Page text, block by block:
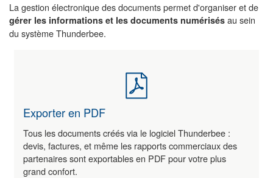
La gestion électronique des documents permet d'organiser et de
gérer les informations et les documents numérisés au sein
du système Thunderbee.
Exporter en PDF
Tous les documents créés via le logiciel Thunderbee :
devis, factures, et même les rapports commerciaux des
partenaires sont exportables en PDF pour votre plus
grand confort.